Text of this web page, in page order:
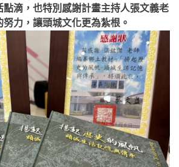
點滴，也特別感謝計畫主持人張文義老
力，讓頭城文化更為紮根。